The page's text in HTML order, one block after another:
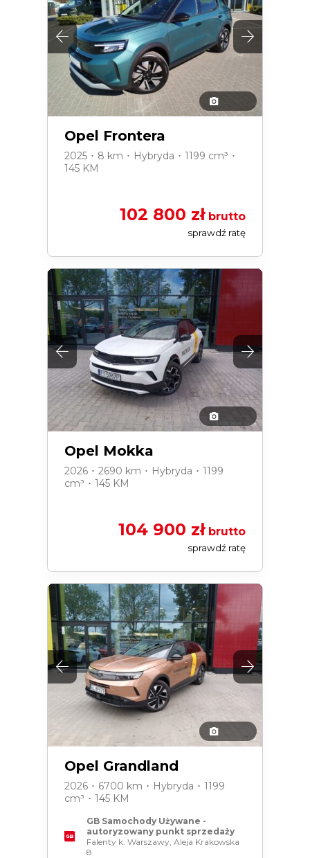
Opel Frontera
2025 ･ 8 km ･ Hybryda ･ 1199 cm³ ･
145 KM
102 800 złbrutto
sprawdź ratę
Opel Mokka
2026 ･ 2690 km ･ Hybryda ･ 1199
cm³ ･ 145 KM
104 900 złbrutto
sprawdź ratę
Opel Grandland
2026 ･ 6700 km ･ Hybryda ･ 1199
cm³ ･ 145 KM
GB Samochody Używane -
autoryzowany punkt sprzedaży
Falenty k. Warszawy, Aleja Krakowska
8